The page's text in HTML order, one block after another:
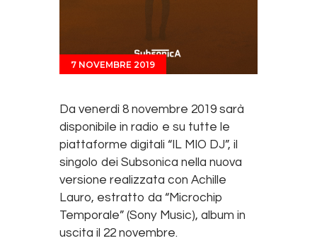
7 NOVEMBRE 2019
Da venerdì 8 novembre 2019 sarà
disponibile in radio e su tutte le
piattaforme digitali “IL MIO DJ”, il
singolo dei Subsonica nella nuova
versione realizzata con Achille
Lauro, estratto da “Microchip
Temporale” (Sony Music), album in
uscita il 22 novembre.